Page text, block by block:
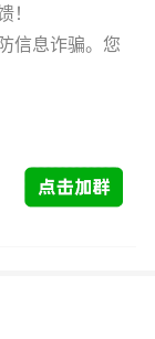
！
信息诈骗。您